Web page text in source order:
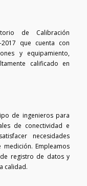
de Calibración
que cuenta con
y equipamiento,
calificado en
de ingenieros para
de conectividad e
necesidades
Empleamos
registro de datos y
calidad.